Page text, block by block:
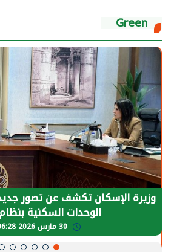
Green
وزيرة الإسكان تكشف عن تصور
الوحدات السكنية بنظام